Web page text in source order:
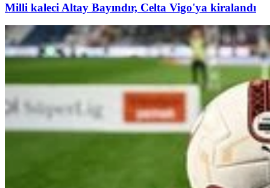
Milli kaleci Altay Bayındır, Celta Vigo'ya kiralandı